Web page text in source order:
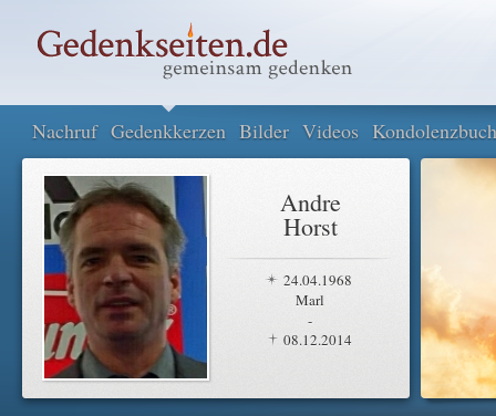
Nachruf Gedenkkerzen Bilder Videos Kondolenzbuch
Andre
Horst
24.04.1968
Marl
-
08.12.2014